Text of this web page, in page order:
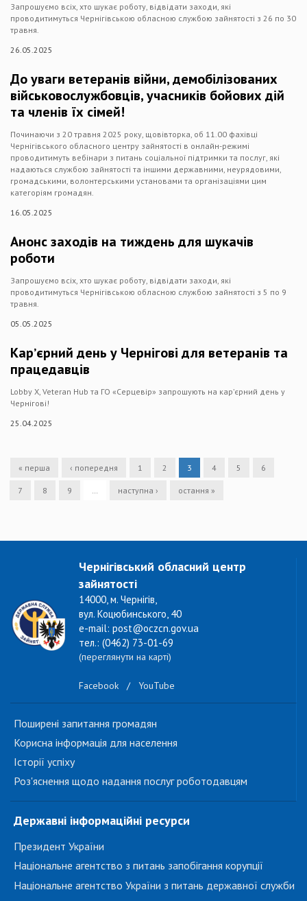
Запрошуємо всіх, хто шукає роботу, відвідати заходи, які
проводитимуться Чернігівською обласною службою зайнятості з 26 по 30
травня.
26.05.2025
До уваги ветеранів війни, демобілізованих
військовослужбовців, учасників бойових дій
та членів їх сімей!
Починаючи з 20 травня 2025 року, щовівторка, об 11.00 фахівці
Чернігівського обласного центру зайнятості в онлайн-режимі
проводитимуть вебінари з питань соціальної підтримки та послуг, які
надаються службою зайнятості та іншими державними, неурядовими,
громадськими, волонтерськими установами та організаціями цим
категоріям громадян.
16.05.2025
Анонс заходів на тиждень для шукачів
роботи
Запрошуємо всіх, хто шукає роботу, відвідати заходи, які
проводитимуться Чернігівською обласною службою зайнятості з 5 по 9
травня.
05.05.2025
Карʼєрний день у Чернігові для ветеранів та
працедавців
Lobby X, Veteran Hub та ГО «Серцевір» запрошують на карʼєрний день у
Чернігові!
25.04.2025
« перша ‹ попередня 1 2 3 4 5 6
7 8 9 наступна › остання »
Чернігівський обласний центр
зайнятості
14000, м. Чернігів,
вул. Коцюбинського, 40
e-mail: post@oczcn.gov.ua
тел.: (0462) 73-01-69
(переглянути на карті)
Facebook / YouTube
Поширені запитання громадян
Корисна інформація для населення
Історії успіху
Роз'яснення щодо надання послуг роботодавцям
Державні інформаційні ресурси
Президент України
Національне агентство з питань запобігання корупції
Національне агентство України з питань державної служби